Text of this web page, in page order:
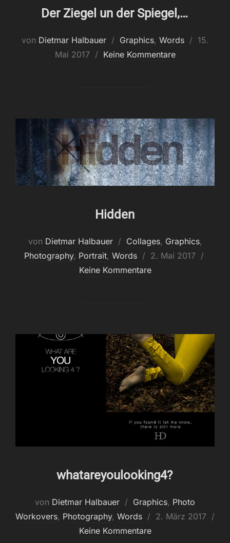
Der Ziegel un der Spiegel,…
von Dietmar Halbauer Graphics, Words
15.
Mai 2017
Keine Kommentare
Hidden
von Dietmar Halbauer Collages, Graphics,
Photography, Portrait, Words
Veröffentlicht
am
2. Mai 2017
Keine Kommentare
whatareyoulooking4?
von Dietmar Halbauer Graphics, Photo
Workovers, Photography, Words
Veröffentlicht
2. März 2017
Keine Kommentare